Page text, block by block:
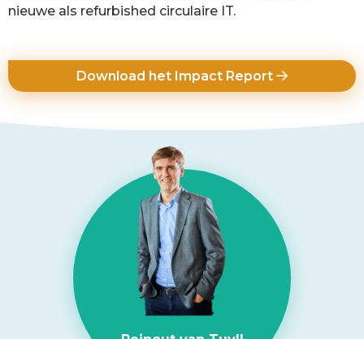
nieuwe als refurbished circulaire IT.
Download het Impact Report